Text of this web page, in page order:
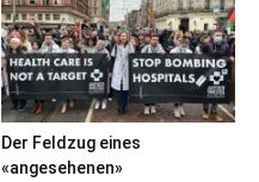
Der Feldzug eines
«angesehenen»